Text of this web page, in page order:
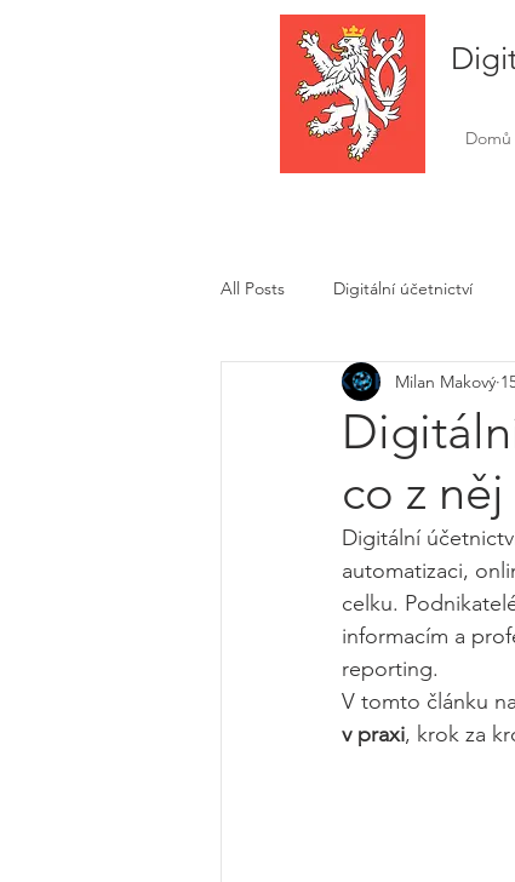
Domů
All Posts Digitální účetnictví
co z
Milan Makový
Digitální
automatizaci,
celku.
informacím a
reporting.
V tomto článku
v praxi, krok za